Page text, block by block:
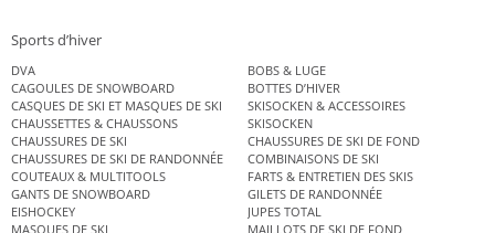
Sports d’hiver
DVA
BOBS & LUGE
CAGOULES DE SNOWBOARD
BOTTES D’HIVER
CASQUES DE SKI ET MASQUES DE SKI
SKISOCKEN & ACCESSOIRES
CHAUSSETTES & CHAUSSONS
SKISOCKEN
CHAUSSURES DE SKI
CHAUSSURES DE SKI DE FOND
CHAUSSURES DE SKI DE RANDONNÉE
COMBINAISONS DE SKI
COUTEAUX & MULTITOOLS
FARTS & ENTRETIEN DES SKIS
GANTS DE SNOWBOARD
GILETS DE RANDONNÉE
EISHOCKEY
JUPES TOTAL
MASQUES DE SKI
MAILLOTS DE SKI DE FOND